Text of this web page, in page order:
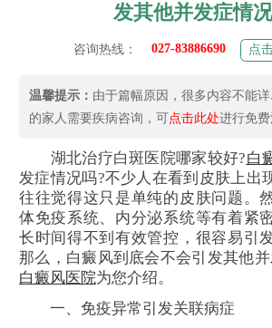
发其他并发症情
咨询热线： 027-83886690 点
温馨提示： 由于篇幅原因，很多内容不能
的家人需要疾病咨询，可点击此处进行免费
湖北治疗白斑医院哪家较好?白
发症情况吗?不少人在看到皮肤上出
往往觉得这只是单纯的皮肤问题。
体免疫系统、内分泌系统等有着紧
长时间得不到有效管控，很容易引
那么，白癜风到底会不会引发其他
白癜风医院为您介绍。
一、免疫异常引发关联病症